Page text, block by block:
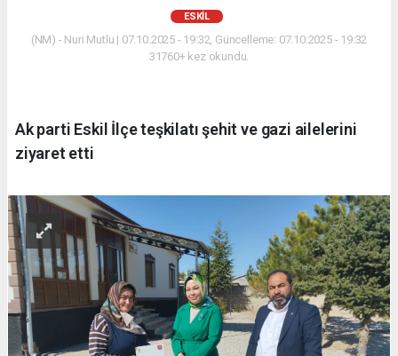
ESKİL
(NM) - Nuri Mutlu | 07.10.2025 - 19:32, Güncelleme: 07.10.2025 - 19:32
31760+ kez okundu.
Ak parti Eskil İlçe teşkilatı şehit ve gazi ailelerini
ziyaret etti